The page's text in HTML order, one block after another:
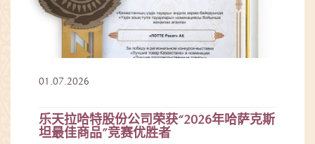
01.07.2026
乐天拉哈特股份公司荣获“2026年哈萨克斯
坦最佳商品”竞赛优胜者